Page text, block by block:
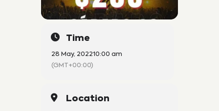
Time
28 May, 202210:00 am
(GMT+00:00)
Location